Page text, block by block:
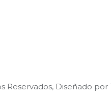
Reservados, Diseñado por